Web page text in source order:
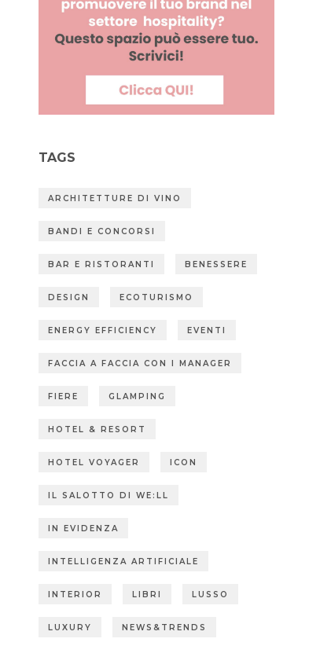
TAGS
ARCHITETTURE DI VINO
BANDI E CONCORSI
BAR E RISTORANTI BENESSERE
DESIGN ECOTURISMO
ENERGY EFFICIENCY EVENTI
FACCIA A FACCIA CON I MANAGER
FIERE GLAMPING
HOTEL & RESORT
HOTEL VOYAGER ICON
IL SALOTTO DI WE:LL
IN EVIDENZA
INTELLIGENZA ARTIFICIALE
INTERIOR LIBRI LUSSO
LUXURY NEWS&TRENDS